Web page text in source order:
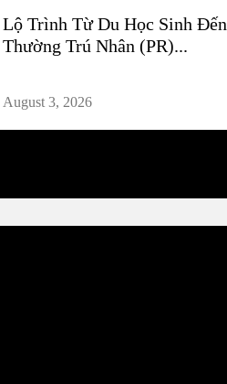
Lộ Trình Từ Du Học Sinh Đến
Thường Trú Nhân (PR)...
August 3, 2026